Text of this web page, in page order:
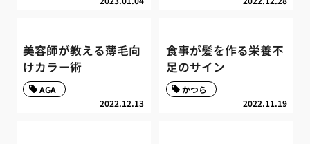
美容師が教える薄毛向
けカラー術
2022.12.13
AGA
食事が髪を作る栄養不
足のサイン
2022.11.19
かつら